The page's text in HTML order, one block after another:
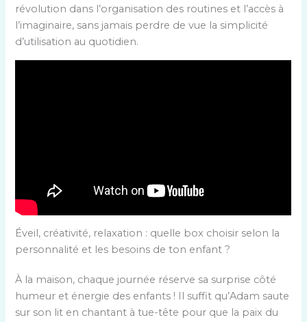
révolution dans l’organisation des routines et l’accès à
l’imaginaire, sans jamais perdre de vue la simplicité
d’utilisation au quotidien.
Éveil, créativité, relaxation : quelle box choisir selon la
personnalité et les besoins de ton enfant ?
À la maison, chaque journée réserve sa surprise côté
humeur et énergie des enfants ! Il suffit qu’Adam saute
sur son lit en chantant à tue-tête pour que la paix du